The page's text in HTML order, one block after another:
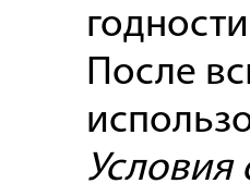
После
Условия